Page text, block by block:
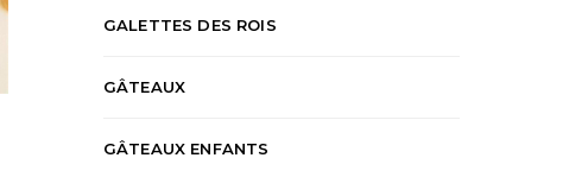
GALETTES DES ROIS
GÂTEAUX
GÂTEAUX ENFANTS